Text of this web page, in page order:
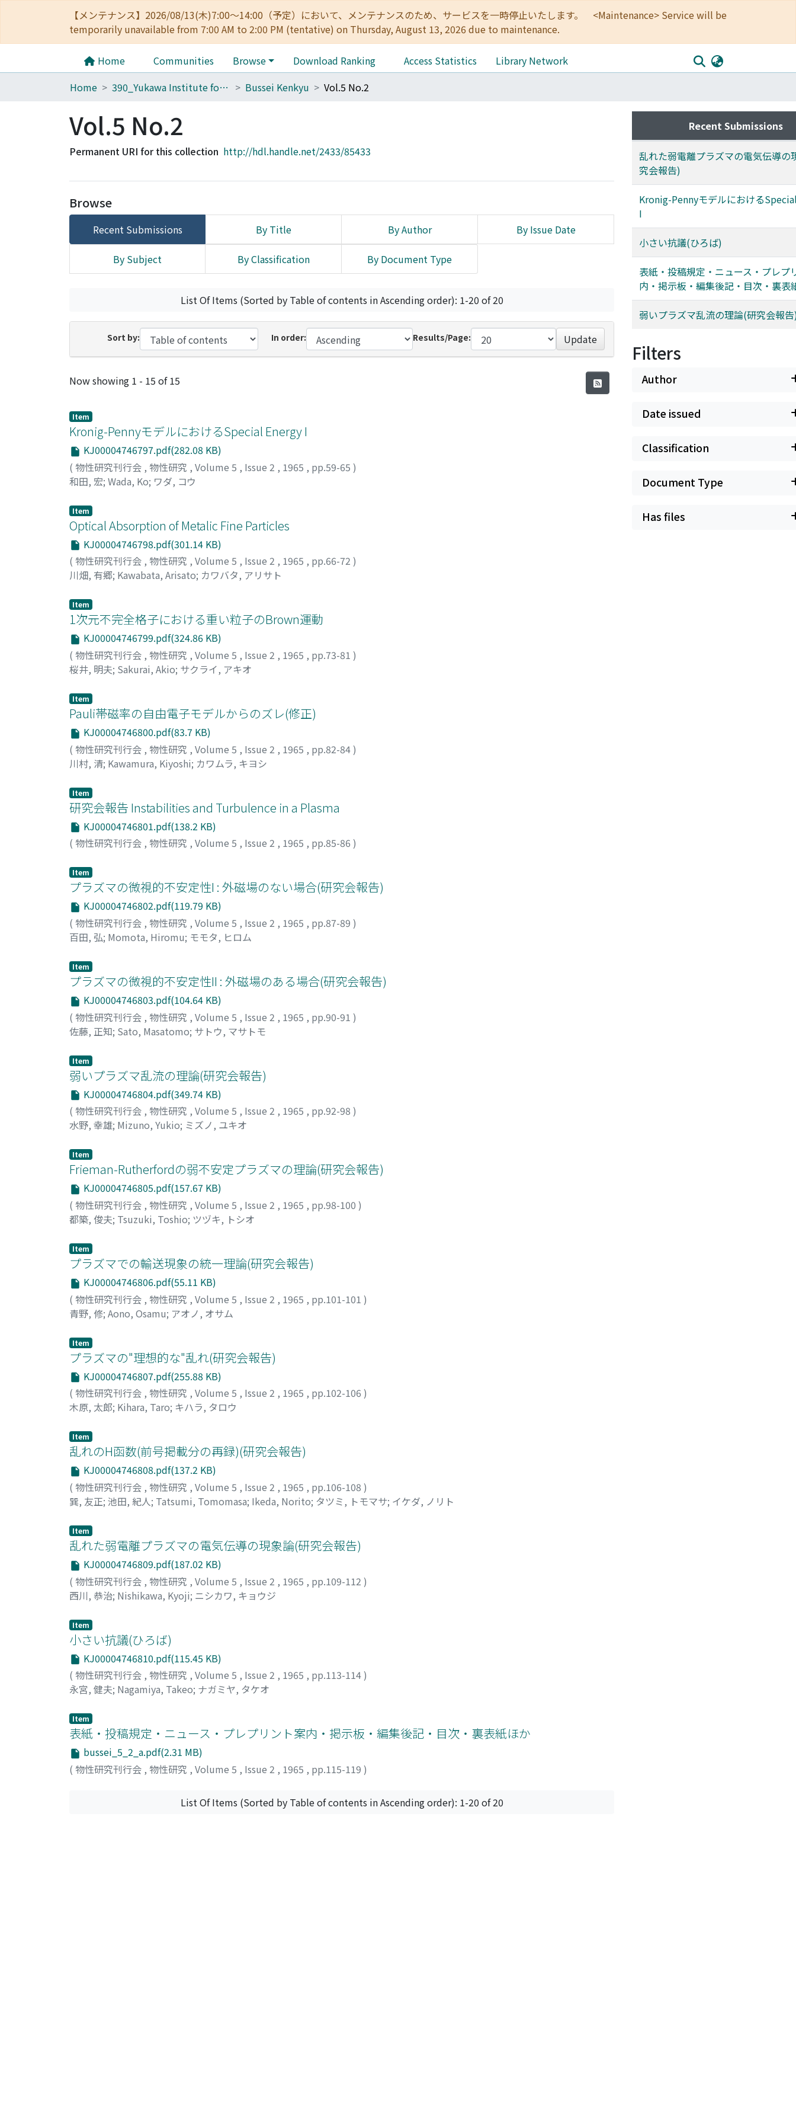
【メンテナンス】2026/08/13(木)7:00～14:00（予定）において、メンテナンスのため、サービスを一時停止いたします。 <Maintenance> Service will be
temporarily unavailable from 7:00 AM to 2:00 PM (tentative) on Thursday, August 13, 2026 due to maintenance.
Home Communities Browse Download Ranking Access Statistics
Library Network
Home
390_Yukawa Institute for Theoretical Physics Bussei Kenkyu Vol.5 No.2
Vol.5 No.2
Permanent URI for this collection http://hdl.handle.net/2433/85433
Browse
Recent Submissions By Title By Author By Issue Date
By Subject By Classification By Document Type
List Of Items (Sorted by Table of contents in Ascending order): 1-20 of 20
Sort by: In order: Results/Page: Update
Recent Submissions
Now showing 1 - 15 of 15
Item
Kronig-PennyモデルにおけるSpecial Energy I
KJ00004746797.pdf(282.08 KB)
( 物性研究刊行会 , 物性研究 , Volume 5 , Issue 2 , 1965 , pp.59-65 )
和田, 宏; Wada, Ko; ワダ, コウ
Item
Optical Absorption of Metalic Fine Particles
KJ00004746798.pdf(301.14 KB)
( 物性研究刊行会 , 物性研究 , Volume 5 , Issue 2 , 1965 , pp.66-72 )
川畑, 有郷; Kawabata, Arisato; カワバタ, アリサト
Item
1次元不完全格子における重い粒子のBrown運動
KJ00004746799.pdf(324.86 KB)
( 物性研究刊行会 , 物性研究 , Volume 5 , Issue 2 , 1965 , pp.73-81 )
桜井, 明夫; Sakurai, Akio; サクライ, アキオ
Item
Pauli帯磁率の自由電子モデルからのズレ(修正)
KJ00004746800.pdf(83.7 KB)
( 物性研究刊行会 , 物性研究 , Volume 5 , Issue 2 , 1965 , pp.82-84)
川村, 清; Kawamura, Kiyoshi; カワムラ, キヨシ
Item
研究会報告 Instabilities and Turbulence in a Plasma
KJ00004746801.pdf(138.2 KB)
( 物性研究刊行会 , 物性研究 , Volume 5 , Issue 2 , 1965 , pp.85-86 )
Item
プラズマの微視的不安定性I : 外磁場のない場合(研究会報告)
KJ00004746802.pdf(119.79 KB)
( 物性研究刊行会 , 物性研究 , Volume 5 , Issue 2 , 1965 , pp.87-89 )
百田, 弘; Momota, Hiromu; モモタ, ヒロム
Item
プラズマの微視的不安定性II : 外磁場のある場合(研究会報告)
KJ00004746803.pdf(104.64 KB)
( 物性研究刊行会 , 物性研究 , Volume 5 , Issue 2 , 1965 , pp.90-91 )
佐藤, 正知; Sato, Masatomo; サトウ, マサトモ
Item
弱いプラズマ乱流の理論(研究会報告)
KJ00004746804.pdf(349.74 KB)
( 物性研究刊行会 , 物性研究 , Volume 5 , Issue 2 , 1965 , pp.92-98 )
水野, 幸雄; Mizuno, Yukio; ミズノ, ユキオ
Item
Frieman-Rutherfordの弱不安定プラズマの理論(研究会報告)
KJ00004746805.pdf(157.67 KB)
( 物性研究刊行会 , 物性研究 , Volume 5 , Issue 2 , 1965 , pp.98-100 )
都築, 俊夫; Tsuzuki, Toshio; ツヅキ, トシオ
Item
プラズマでの輸送現象の統一理論(研究会報告)
KJ00004746806.pdf(55.11 KB)
( 物性研究刊行会 , 物性研究 , Volume 5 , Issue 2 , 1965 , pp.101-101 )
青野, 修; Aono, Osamu; アオノ, オサム
Item
プラズマの"理想的な"乱れ(研究会報告)
KJ00004746807.pdf(255.88 KB)
( 物性研究刊行会 , 物性研究 , Volume 5 , Issue 2 , 1965 , pp.102-106 )
木原, 太郎; Kihara, Taro; キハラ, タロウ
Item
乱れのH函数(前号掲載分の再録)(研究会報告)
KJ00004746808.pdf(137.2 KB)
( 物性研究刊行会 , 物性研究 , Volume 5 , Issue 2 , 1965 , pp.106-108 )
巽, 友正; 池田, 紀人; Tatsumi, Tomomasa; Ikeda, Norito; タツミ, トモマサ; イケダ, ノリト
Item
乱れた弱電離プラズマの電気伝導の現象論(研究会報告)
KJ00004746809.pdf(187.02 KB)
( 物性研究刊行会 , 物性研究 , Volume 5 , Issue 2 , 1965 , pp.109-112 )
西川, 恭治; Nishikawa, Kyoji; ニシカワ, キョウジ
Item
小さい抗議(ひろば)
KJ00004746810.pdf(115.45 KB)
( 物性研究刊行会 , 物性研究 , Volume 5 , Issue 2 , 1965 , pp.113-114)
永宮, 健夫; Nagamiya, Takeo; ナガミヤ, タケオ
Item
表紙・投稿規定・ニュース・プレプリント案内・掲示板・編集後記・目次・裏表紙ほか
bussei_5_2_a.pdf(2.31 MB)
( 物性研究刊行会 , 物性研究 , Volume 5 , Issue 2 , 1965 , pp.115-119 )
List Of Items (Sorted by Table of contents in Ascending order): 1-20 of 20
Recent Submissions
乱れた弱電離プラズマの電気伝導の
究会報告)
Kronig-Pennyモデルにおける
I
小さい抗議(ひろば)
表紙・投稿規定・ニュース・プレプ
内・掲示板・編集後記・目次・裏表
弱いプラズマ乱流の理論(研究会報
Filters
Author
Date issued
Classification
Document Type
Has files